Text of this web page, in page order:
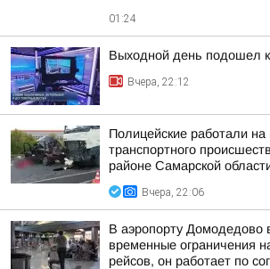
01:24
Выходной день подошел к
Вчера, 22:12
Полицейские работали
транспортного
районе Самарской
Вчера, 22:06
В аэропорту Домодедово
временные ограничения
рейсов, он работает по